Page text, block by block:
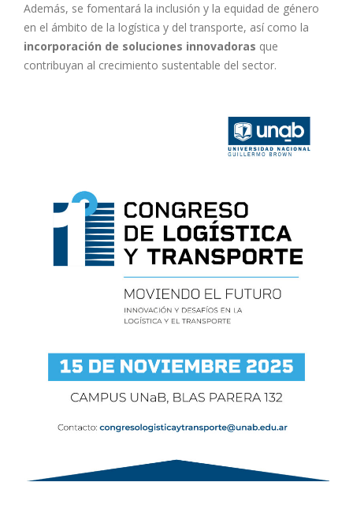
Además, se fomentará la inclusión y la equidad de género
en el ámbito de la logística y del transporte, así como la
incorporación de soluciones innovadoras que
contribuyan al crecimiento sustentable del sector.